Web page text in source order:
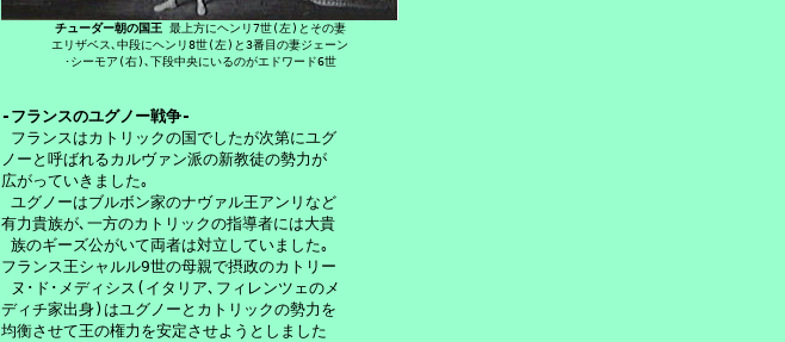
チューダー朝の国王 最上方にヘンリ7世(左)とその妻
エリザベス､中段にヘンリ8世(左)と3番目の妻ジェーン
･シーモア(右)､下段中央にいるのがエドワード6世
-フランスのユグノー戦争-
フランスはカトリックの国でしたが次第にユグ
ノーと呼ばれるカルヴァン派の新教徒の勢力が
広がっていきました｡
ユグノーはブルボン家のナヴァル王アンリなど
有力貴族が､一方のカトリックの指導者には大貴
族のギーズ公がいて両者は対立していました｡
フランス王シャルル9世の母親で摂政のカトリー
ヌ･ド･メディシス(イタリア､フィレンツェのメ
ディチ家出身)はユグノーとカトリックの勢力を
均衡させて王の権力を安定させようとしました